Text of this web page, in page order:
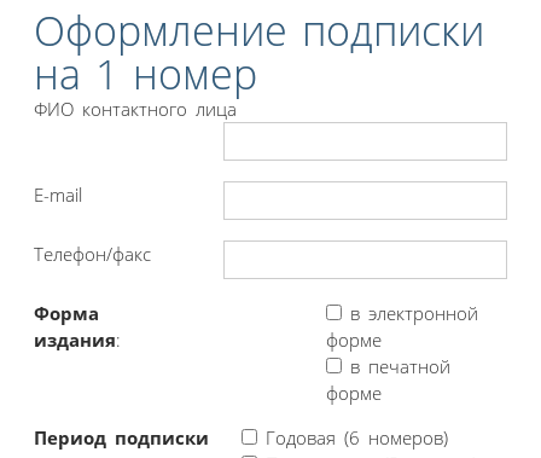
Оформление подписки
на 1 номер
ФИО контактного лица
E-mail
Телефон/факс
Форма
издания:
в электронной
форме
в печатной
форме
Период подписки
Годовая (6 номеров)